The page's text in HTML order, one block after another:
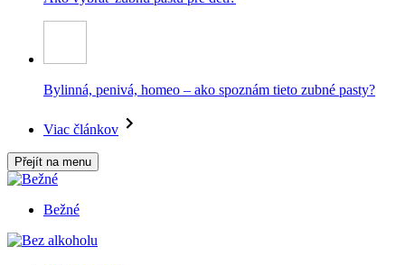
Bylinná, penivá, homeo – ako spoznám tieto zubné pasty?
Viac článkov
Přejít na menu
Bežné